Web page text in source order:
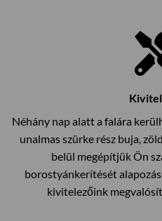
Néhány nap alatt a falára
unalmas szürke rész buja,
belül megépítjük Ön
borostyánkerítését
kivitelezőink